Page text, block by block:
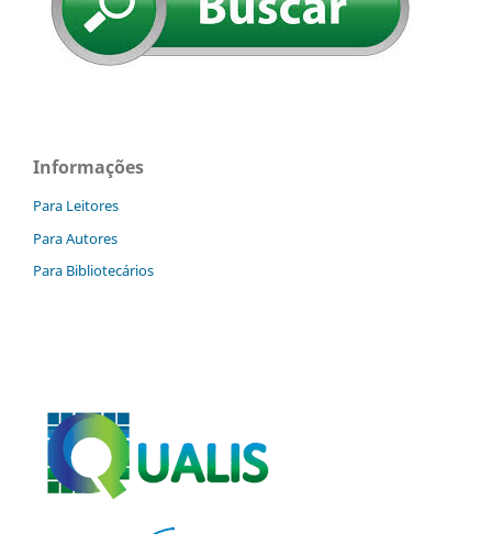
Informações
Para Leitores
Para Autores
Para Bibliotecários